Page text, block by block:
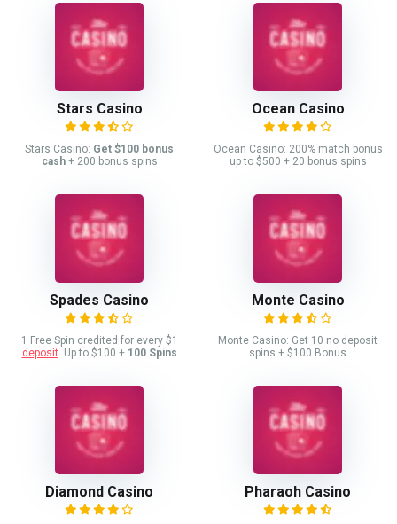
Stars Casino
Stars Casino: Get $100 bonus
cash+ 200 bonus spins
Ocean Casino
Ocean Casino: 200% match bonus
up to $500 + 20 bonus spins
Spades Casino
1 Free Spin credited for every $1
deposit. Up to $100 + 100 Spins
Monte Casino
Monte Casino: Get 10 no deposit
spins + $100 Bonus
Diamond Casino Pharaoh Casino